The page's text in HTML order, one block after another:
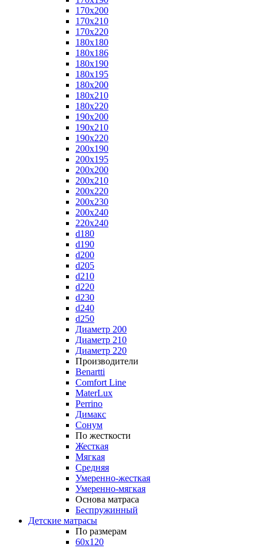
170x200
170x210
170x220
180x180
180x186
180x190
180x195
180x200
180x210
180x220
190x200
190x210
190x220
200x190
200x195
200x200
200x210
200x220
200x230
200x240
220x240
d180
d190
d200
d205
d210
d220
d230
d240
d250
Диаметр 200
Диаметр 210
Диаметр 220
Производители
Benartti
Comfort Line
MaterLux
Perrino
Димакс
Сонум
По жесткости
Жесткая
Мягкая
Средняя
Умеренно-жесткая
Умеренно-мягкая
Основа матраса
Беспружинный
Детские матрасы
По размерам
60x120